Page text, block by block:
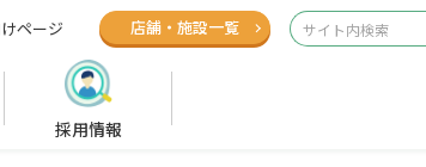
ページ 店舗 ・ 施設一覧
採用情報